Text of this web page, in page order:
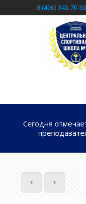
8 (496) 343-70-60
Сегодня